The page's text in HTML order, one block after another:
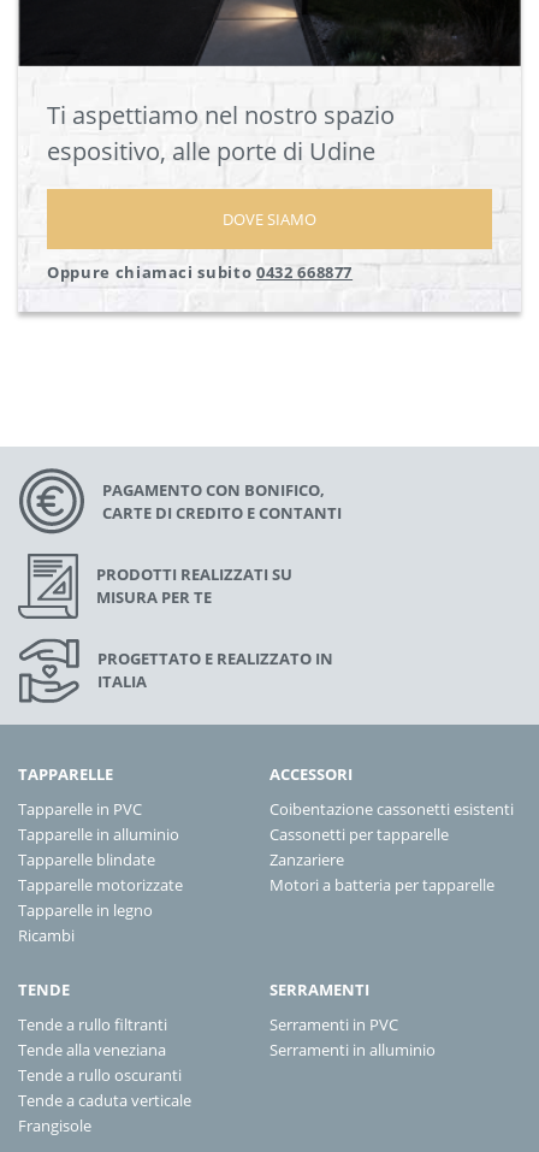
Ti aspettiamo nel nostro spazio
espositivo, alle porte di Udine
DOVE SIAMO
Oppure chiamaci subito 0432 668877
PAGAMENTO CON BONIFICO,
CARTE DI CREDITO E CONTANTI
PRODOTTI REALIZZATI SU
MISURA PER TE
PROGETTATO E REALIZZATO IN
ITALIA
TAPPARELLE
Tapparelle in PVC
Tapparelle in alluminio
Tapparelle blindate
Tapparelle motorizzate
Tapparelle in legno
Ricambi
ACCESSORI
Coibentazione cassonetti esistenti
Cassonetti per tapparelle
Zanzariere
Motori a batteria per tapparelle
TENDE
Tende a rullo filtranti
Tende alla veneziana
Tende a rullo oscuranti
Tende a caduta verticale
Frangisole
SERRAMENTI
Serramenti in PVC
Serramenti in alluminio